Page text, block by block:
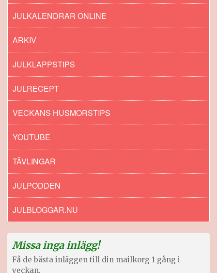
JULKALENDRAR ONLINE
ARKIV
JULKLAPPSTIPS
JULRECEPT
VECKANS HUSMORSTIPS
YOUTUBE
TÄVLINGAR
JULPODDEN
JULBLOGGAR.NU
Missa inga inlägg!
Få de bästa inläggen till din mailkorg 1 gång i
veckan.